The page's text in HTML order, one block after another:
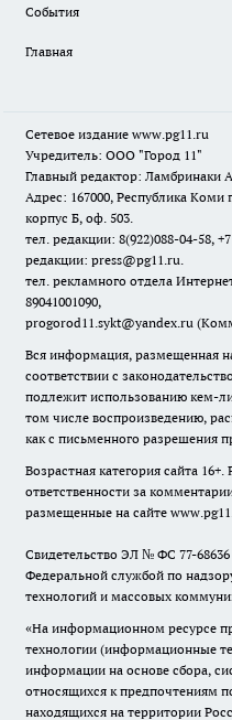
События
Главная
Сетевое издание www.pg11.ru
Учредитель: ООО "Город 11"
Главный редактор: Ламбринаки
Адрес: 167000, Республика Коми
корпус Б, оф. 503.
тел. редакции: 8(922)088-04-58,
редакции: press@pg11.ru.
тел. рекламного отдела
89041001090,
progorod11.sykt@yandex.ru
Вся информация, размещенная
соответствии с
подлежит использованию кем-
том числе воспроизведению,
как с письменного разрешения
Возрастная категория сайта
ответственности за
размещенные на сайте
Свидетельство ЭЛ № ФС 77-68636
Федеральной службой по
технологий и массовых
«На информационном ресурсе
технологии (информационные
информации на основе сбора,
относящихся к предпочтениям
находящихся на территории